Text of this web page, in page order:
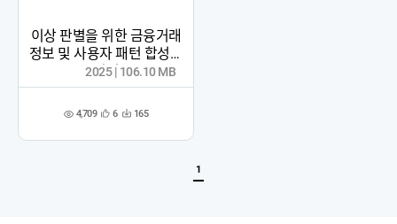
이상 판별을 위한 금융거래
정보 및 사용자 패턴 합성데
이터
조 4,709 관
록
6 다 165
2025 | 106.10 MB
1